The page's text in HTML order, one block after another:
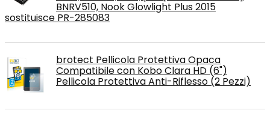
BNRV510, Nook Glowlight Plus 2015
sostituisce PR-285083
brotect Pellicola Protettiva Opaca
Compatibile con Kobo Clara HD (6")
Pellicola Protettiva Anti-Riflesso (2 Pezzi)